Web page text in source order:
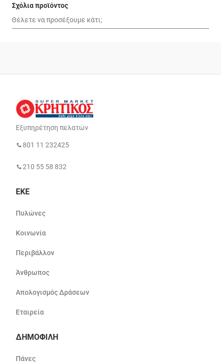
Σχόλια προϊόντος
Εξυπηρέτηση πελατών
801 11 232425
210 55 58 832
ΕΚΕ
Πυλώνες
Κοινωνία
Περιβάλλον
Άνθρωπος
Απολογισμός Δράσεων
Εταιρεία
ΔΗΜΟΦΙΛΗ
Πάνες